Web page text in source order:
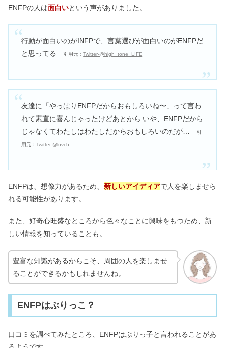
ENFPの人は面白いという声がありました。
行動が面白いのがINFPで、言葉選びが面白いのがENFPだ
と思ってる
引用元：Twitter-@high_tone_LIFE
友達に「やっぱりENFPだからおもしろいね〜」って言わ
れて素直に喜んじゃったけどあとから いや、ENFPだから
じゃなくてわたしはわたしだからおもしろいのだが…
引
用元：Twitter-@luvch___
ENFPは、想像力があるため、 新しいアイディアで人を楽しませら
れる可能性があります。
また、好奇心旺盛なところから色々なことに興味をもつため、新
しい情報を知っていることも。
豊富な知識があるからこそ、周囲の人を楽しませ
ることができるかもしれませんね。
ENFPはぶりっこ？
口コミを調べてみたところ、ENFPはぶりっ子と言われることがあ